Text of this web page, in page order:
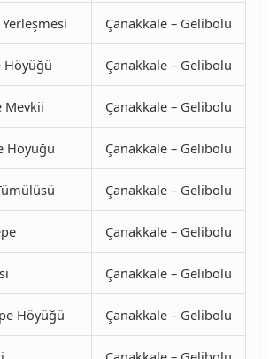
Çanakkale – Gelibolu
Höyüğü Çanakkale – Gelibolu
Mevkii Çanakkale – Gelibolu
Höyüğü Çanakkale – Gelibolu
Çanakkale – Gelibolu
Çanakkale – Gelibolu
Çanakkale – Gelibolu
Höyüğü Çanakkale – Gelibolu